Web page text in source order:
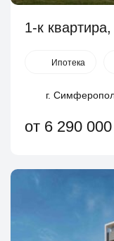
1-к
Ипотека
г.
от 6 290 000